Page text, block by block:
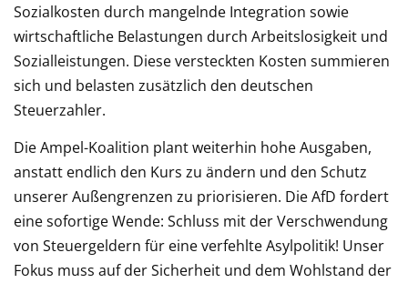
Sozialkosten durch mangelnde Integration sowie
wirtschaftliche Belastungen durch Arbeitslosigkeit und
Sozialleistungen. Diese versteckten Kosten summieren
sich und belasten zusätzlich den deutschen
Steuerzahler.
Die Ampel-Koalition plant weiterhin hohe Ausgaben,
anstatt endlich den Kurs zu ändern und den Schutz
unserer Außengrenzen zu priorisieren. Die AfD fordert
eine sofortige Wende: Schluss mit der Verschwendung
von Steuergeldern für eine verfehlte Asylpolitik! Unser
Fokus muss auf der Sicherheit und dem Wohlstand der